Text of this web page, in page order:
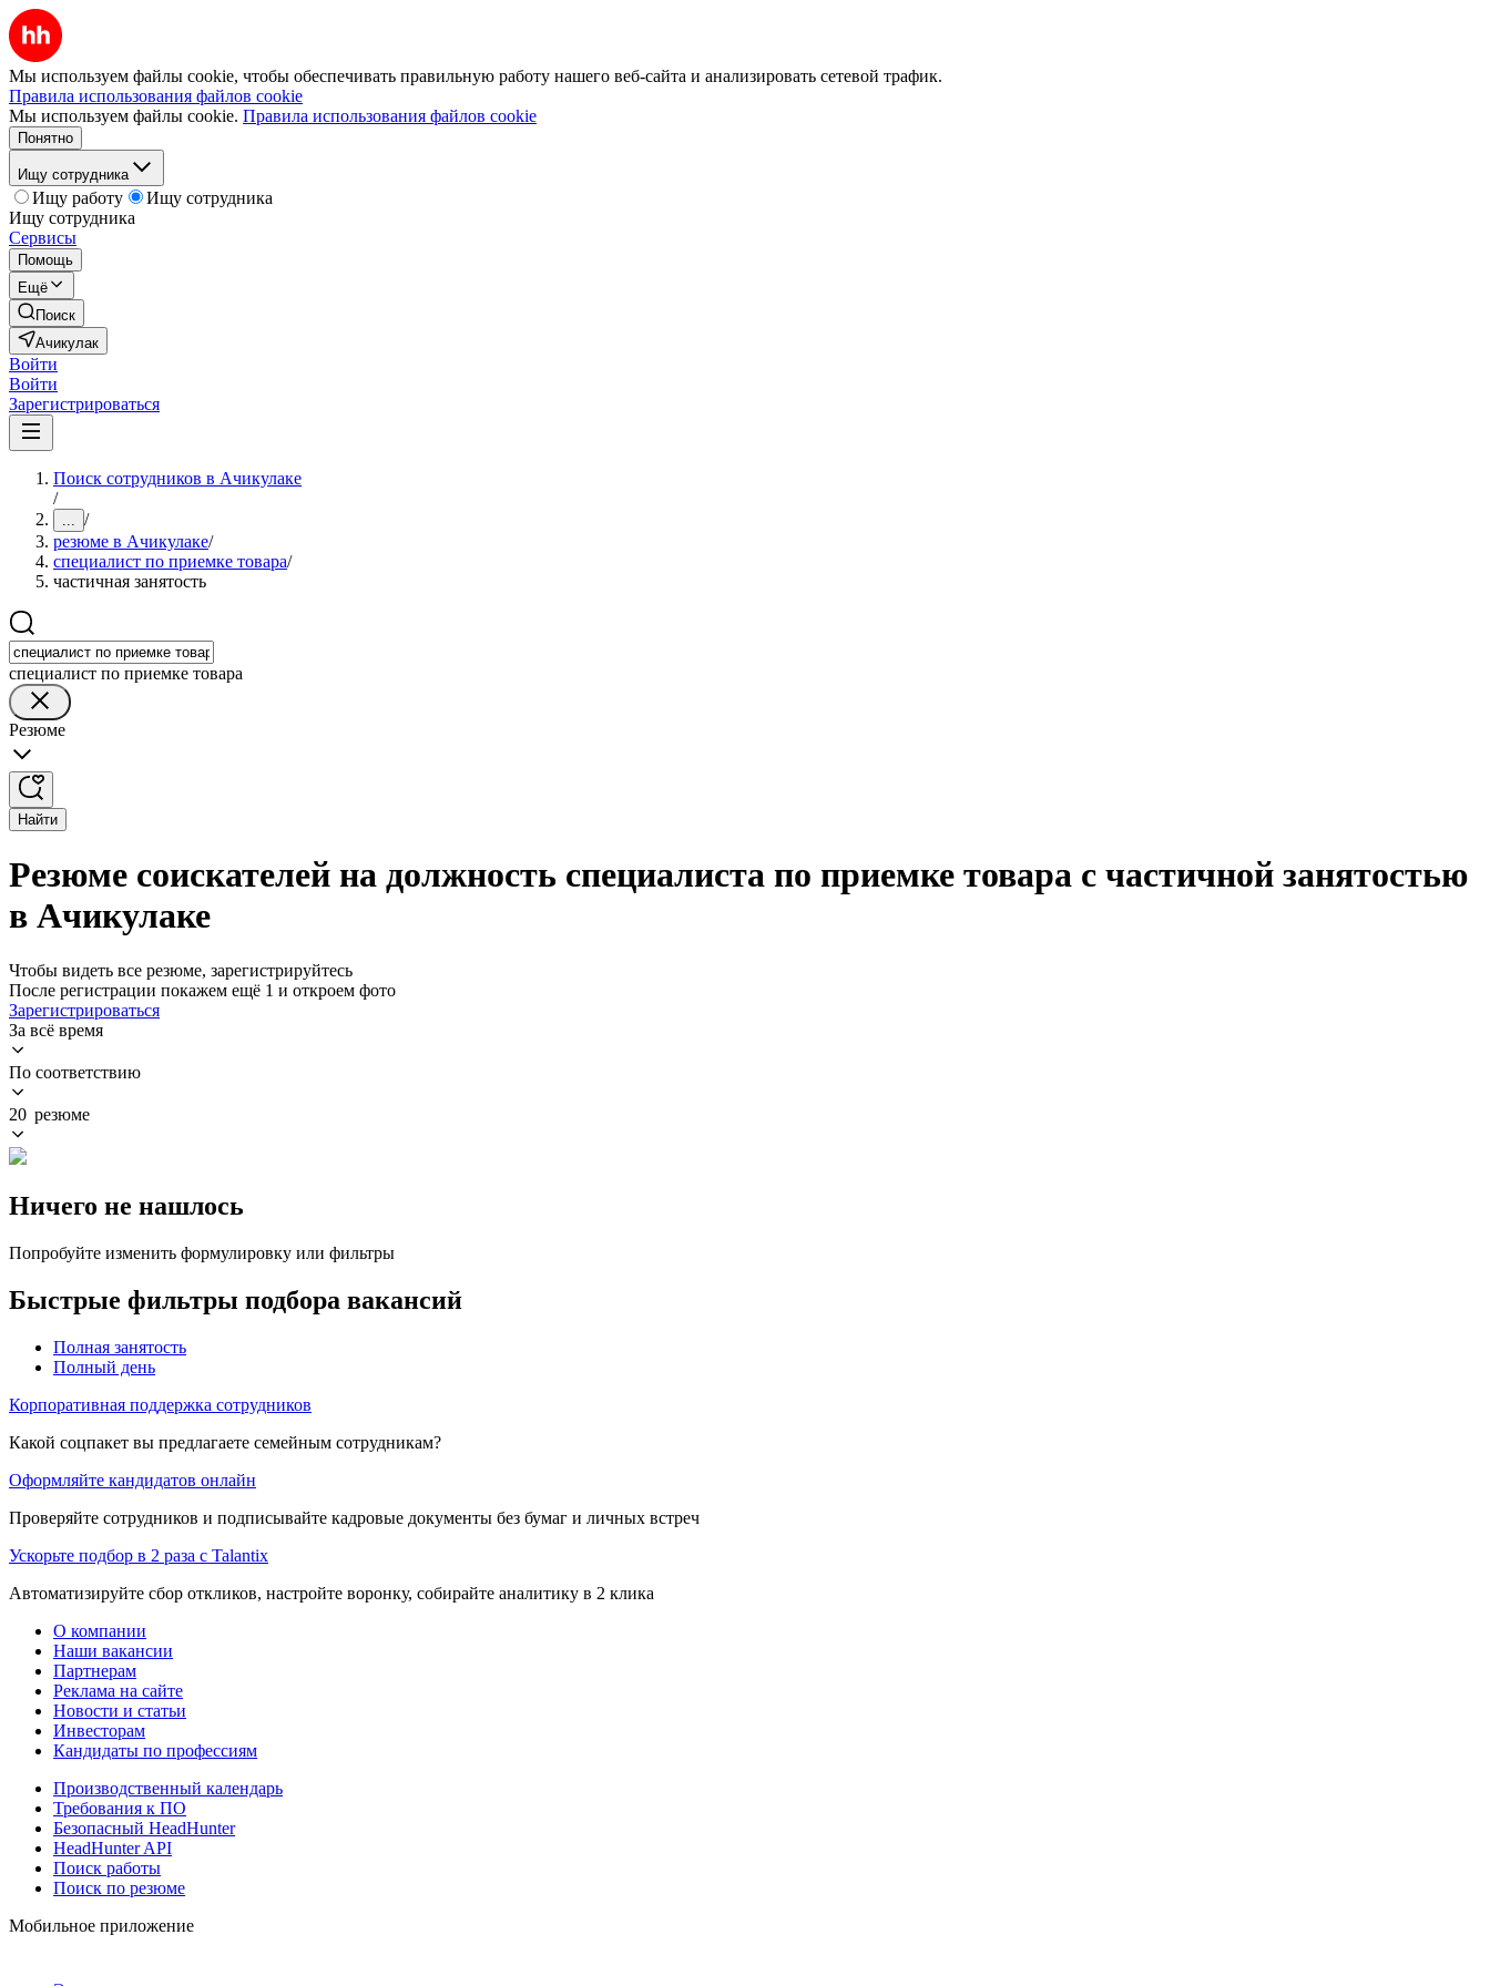
Мы используем файлы cookie, чтобы обеспечивать правильную работу нашего веб-сайта и анализировать сетевой трафик.
Правила использования файлов cookie
Мы используем файлы cookie. Правила использования файлов cookie
Понятно
Ищу сотрудника
Ищу работу
Ищу сотрудника
Ищу сотрудника
Сервисы
Помощь
Ещё
Поиск
Ачикулак
Войти
Войти
Зарегистрироваться
Поиск сотрудников в Ачикулаке
/
... /
резюме в Ачикулаке/
специалист по приемке товара/
частичная занятость
специалист по приемке товара
Резюме
Найти
Резюме соискателей на должность специалиста по приемке товара с частичной занятостью
в Ачикулаке
Чтобы видеть все резюме, зарегистрируйтесь
После регистрации покажем ещё 1 и откроем фото
Зарегистрироваться
За всё время
По соответствию
20 резюме
Ничего не нашлось
Попробуйте изменить формулировку или фильтры
Быстрые фильтры подбора вакансий
Полная занятость
Полный день
Корпоративная поддержка сотрудников
Какой соцпакет вы предлагаете семейным сотрудникам?
Оформляйте кандидатов онлайн
Проверяйте сотрудников и подписывайте кадровые документы без бумаг и личных встреч
Ускорьте подбор в 2 раза с Talantix
Автоматизируйте сбор откликов, настройте воронку, собирайте аналитику в 2 клика
О компании
Наши вакансии
Партнерам
Реклама на сайте
Новости и статьи
Инвесторам
Кандидаты по профессиям
Производственный календарь
Требования к ПО
Безопасный HeadHunter
HeadHunter API
Поиск работы
Поиск по резюме
Мобильное приложение